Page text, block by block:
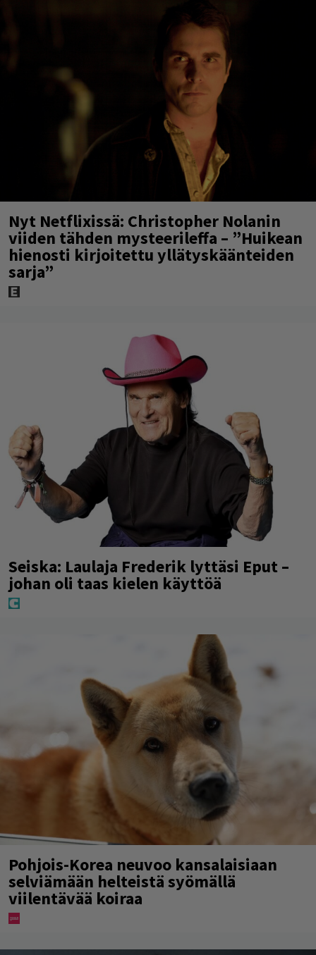
Nyt Netflixissä: Christopher Nolanin
viiden tähden mysteerileffa – ”Huikean
hienosti kirjoitettu yllätyskäänteiden
sarja”
Seiska: Laulaja Frederik lyttäsi Eput –
johan oli taas kielen käyttöä
Pohjois-Korea neuvoo kansalaisiaan
selviämään helteistä syömällä
viilentävää koiraa